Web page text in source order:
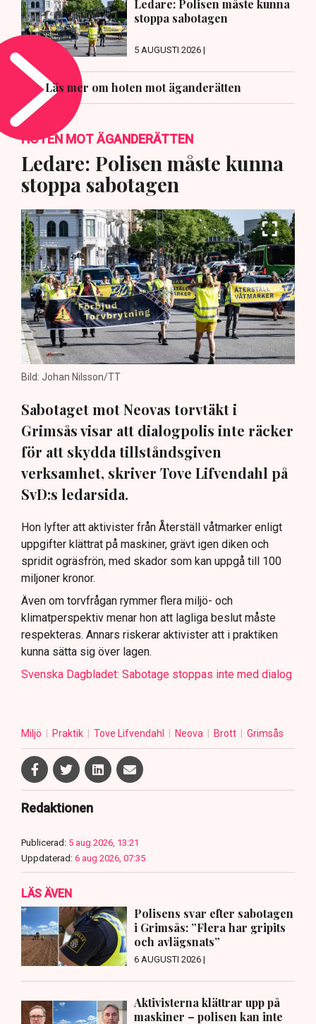
Ledare: Polisen måste kunna
stoppa sabotagen
5 AUGUSTI 2026 |
Läs mer om hoten mot äganderätten
HOTEN MOT ÄGANDERÄTTEN
Ledare: Polisen måste kunna
stoppa sabotagen
Bild: Johan Nilsson/TT
Sabotaget mot Neovas torvtäkt i
Grimsås visar att dialogpolis inte räcker
för att skydda tillståndsgiven
verksamhet, skriver Tove Lifvendahl på
SvD:s ledarsida.
Hon lyfter att aktivister från Återställ våtmarker enligt
uppgifter klättrat på maskiner, grävt igen diken och
spridit ogräsfrön, med skador som kan uppgå till 100
miljoner kronor.
Även om torvfrågan rymmer flera miljö- och
klimatperspektiv menar hon att lagliga beslut måste
respekteras. Annars riskerar aktivister att i praktiken
kunna sätta sig över lagen.
Svenska Dagbladet: Sabotage stoppas inte med dialog
Miljö Praktik Tove Lifvendahl Neova Brott Grimsås
Redaktionen
Publicerad: 5 aug 2026, 13:21
Uppdaterad: 6 aug 2026, 07:35
LÄS ÄVEN
Polisens svar efter sabotagen
i Grimsås: ”Flera har gripits
och avlägsnats”
6 AUGUSTI 2026 |
Aktivisterna klättrar upp på
maskiner – polisen kan inte